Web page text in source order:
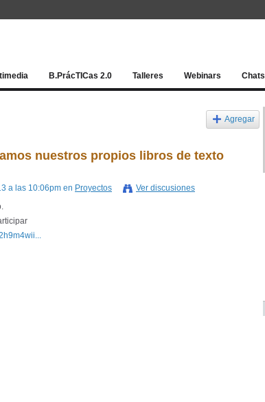
B.PrácTICas 2.0 Talleres Webinars Chats
Agregar
nuestros propios libros de texto
a las 10:06pm en Proyectos
Ver discusiones